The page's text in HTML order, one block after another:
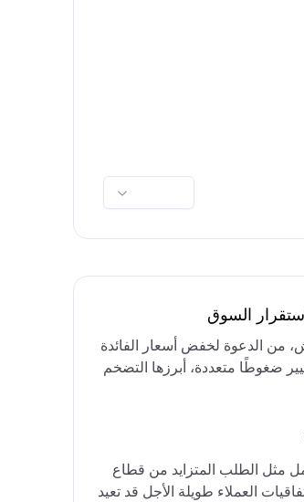
السوق
من الدعوة لخفض أسعار الفائدة
ضغوطًا متعددة، أبرزها التضخم
خيارات خفض الفائدة أو خفض
مثل الطلب المتزايد من قطاع
العملاء طويلة الأجل قد تعيد